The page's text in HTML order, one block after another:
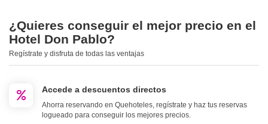
¿Quieres conseguir el mejor precio en el
Hotel Don Pablo?
Regístrate y disfruta de todas las ventajas
Accede a descuentos directos
Ahorra reservando en Quehoteles, regístrate y haz tus reservas
logueado para conseguir los mejores precios.